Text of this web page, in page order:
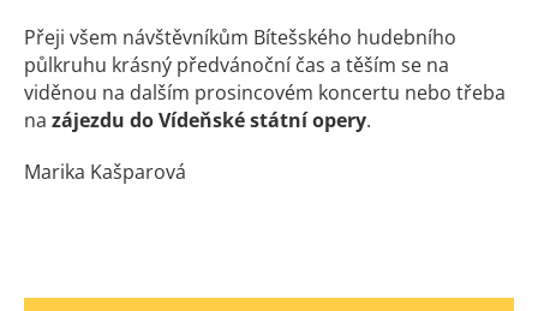
Přeji všem návštěvníkům Bítešského hudebního
půlkruhu krásný předvánoční čas a těším se na
viděnou na dalším prosincovém koncertu nebo třeba
na zájezdu do Vídeňské státní opery.
Marika Kašparová